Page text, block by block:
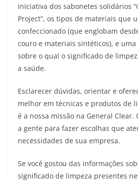
iniciativa dos sabonetes solidários
Project”, os tipos de materiais que
confeccionado (que englobam
couro e materiais sintéticos), e
sobre o qual o significado de
a saúde.
Esclarecer dúvidas, orientar e
melhor em técnicas e produtos de
é a nossa missão na General Clear.
a gente para fazer escolhas que
necessidades de sua empresa.
Se você gostou das informações
significado de limpeza presentes